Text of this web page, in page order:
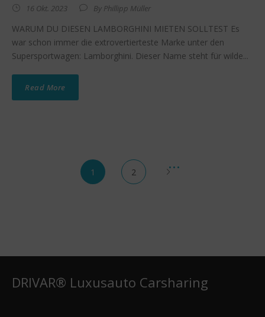
16 Okt. 2023 By Phillipp Müller
WARUM DU DIESEN LAMBORGHINI MIETEN SOLLTEST Es
war schon immer die extrovertierteste Marke unter den
Supersportwagen: Lamborghini. Dieser Name steht für wilde...
Read More
1 2
DRIVAR® Luxusauto Carsharing